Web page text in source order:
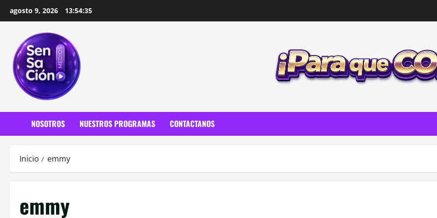
agosto 9, 2026 13:54:36
NOSOTROS NUESTROS PROGRAMAS CONTACTANOS
Inicio emmy
emmy